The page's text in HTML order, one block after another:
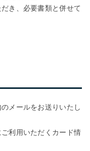
き、必要書類と併せて
メールをお送りいたし
利用いただくカード情